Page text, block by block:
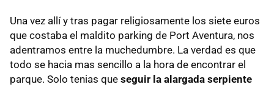
Una vez allí y tras pagar religiosamente los siete euros
que costaba el maldito parking de Port Aventura, nos
adentramos entre la muchedumbre. La verdad es que
todo se hacia mas sencillo a la hora de encontrar el
parque. Solo tenias que seguir la alargada serpiente